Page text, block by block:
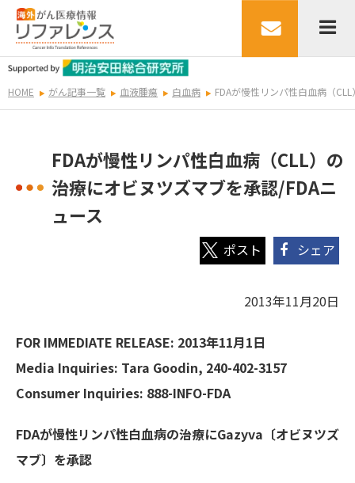
HOME がん記事一覧 血液腫瘍 白血病 FDAが慢性リンパ性白血病（
FDAが慢性リンパ性白血病（CLL）の
治療にオビヌツズマブを承認/FDAニ
ュース
シェア
2013年11月20日
FOR IMMEDIATE RELEASE: 2013年11月1日
Media Inquiries: Tara Goodin, 240-402-3157
Consumer Inquiries: 888-INFO-FDA
FDAが慢性リンパ性白血病の治療にGazyva 〔オビヌツズ
マブ〕を承認